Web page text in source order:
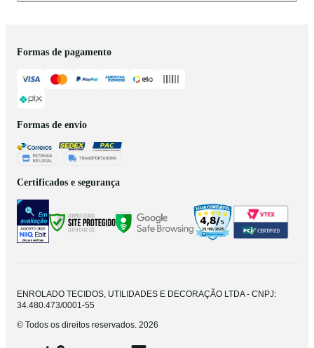
Formas de pagamento
Formas de envio
Certificados e segurança
ENROLADO TECIDOS, UTILIDADES E DECORAÇÃO LTDA - CNPJ:
34.480.473/0001-55
© Todos os direitos reservados. 2026